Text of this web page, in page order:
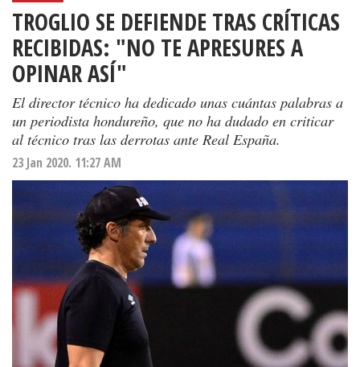
TROGLIO SE DEFIENDE TRAS CRÍTICAS
RECIBIDAS: "NO TE APRESURES A
OPINAR ASÍ"
El director técnico ha dedicado unas cuántas palabras a
un periodista hondureño, que no ha dudado en criticar
al técnico tras las derrotas ante Real España.
23 Jan 2020. 11:27 AM